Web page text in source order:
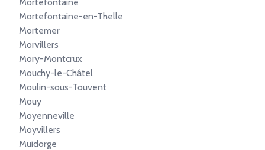
Mortefontaine-en-Thelle
Mortemer
Morvillers
Mory-Montcrux
Mouchy-le-Châtel
Moulin-sous-Touvent
Mouy
Moyenneville
Moyvillers
Muidorge